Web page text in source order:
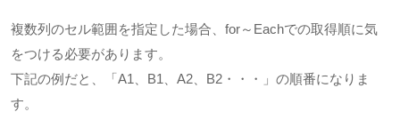
複数列のセル範囲を指定した場合、for～Eachでの取得順に気
をつける必要があります。
下記の例だと、「A1、B1、A2、B2・・・」の順番になりま
す。